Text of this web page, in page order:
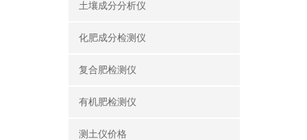
土壤成分分析仪
化肥成分检测仪
复合肥检测仪
有机肥检测仪
测土仪价格